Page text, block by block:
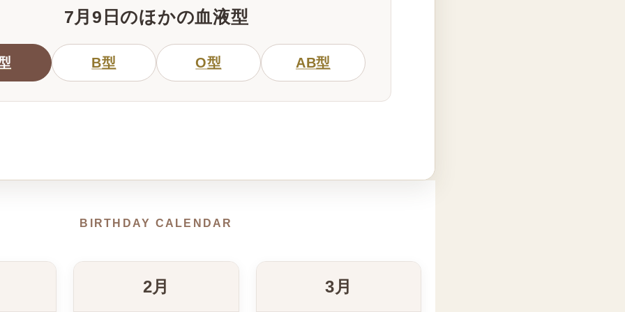
7月9日のほかの血液型
B型 O型 AB型
BIRTHDAY CALENDAR
2月 3月